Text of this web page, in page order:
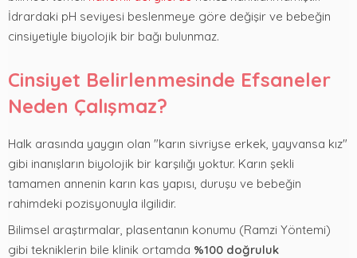
İdrardaki pH seviyesi beslenmeye göre değişir ve bebeğin
cinsiyetiyle biyolojik bir bağı bulunmaz.
Cinsiyet Belirlenmesinde Efsaneler
Neden Çalışmaz?
Halk arasında yaygın olan "karın sivriyse erkek, yayvansa kız"
gibi inanışların biyolojik bir karşılığı yoktur. Karın şekli
tamamen annenin karın kas yapısı, duruşu ve bebeğin
rahimdeki pozisyonuyla ilgilidir.
Bilimsel araştırmalar, plasentanın konumu (Ramzi Yöntemi)
gibi tekniklerin bile klinik ortamda %100 doğruluk